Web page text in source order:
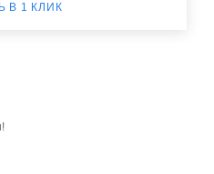
В 1 КЛИК